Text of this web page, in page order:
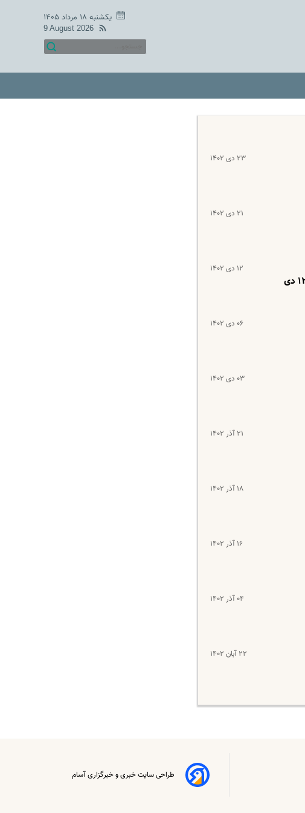
یکشنبه ۱۸ مرداد ۱۴۰۵
9 August 2026
۲۳ دی ۱۴۰۲
۲۱ دی ۱۴۰۲
۱۲ دی ۱۴۰۲
۰۶ دی ۱۴۰۲
۰۳ دی ۱۴۰۲
۲۱ آذر ۱۴۰۲
۱۸ آذر ۱۴۰۲
۱۶ آذر ۱۴۰۲
۰۴ آذر ۱۴۰۲
۲۲ آبان ۱۴۰۲
طراحی سایت خبری و خبرگزاری آسام